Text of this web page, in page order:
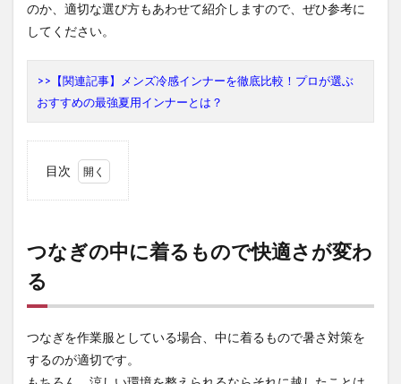
のか、適切な選び方もあわせて紹介しますので、ぜひ参考に
してください。
>>【関連記事】メンズ冷感インナーを徹底比較！プロが選ぶ
おすすめの最強夏用インナーとは？
目次
中に
着る
で快
適さ
わる
2
つなぎの中に着るもので快適さが変わ
る
つなぎを作業服としている場合、中に着るもので暑さ対策を
するのが適切です。